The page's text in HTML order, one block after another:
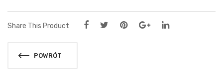
Share This Product
POWRÓT